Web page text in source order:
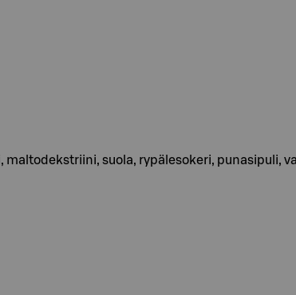
maltodekstriini, suola, rypälesokeri, punasipuli,